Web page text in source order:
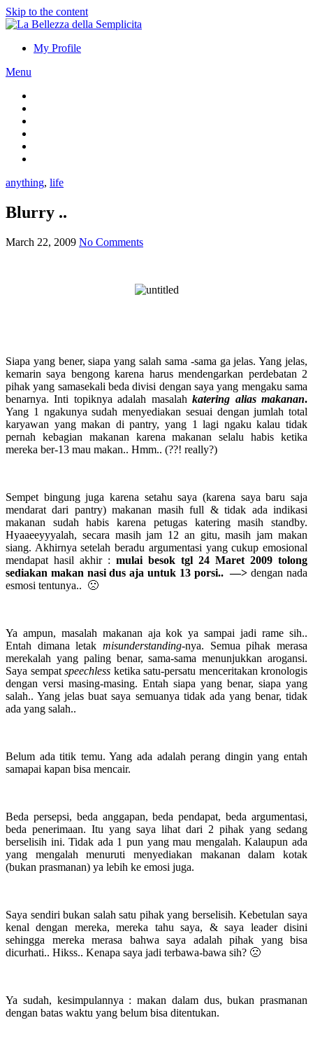
Skip to the content
My Profile
Menu
anything, life
Blurry ..
March 22, 2009 No Comments
Siapa yang bener, siapa yang salah sama -sama ga jelas. Yang jelas,
kemarin saya bengong karena harus mendengarkan perdebatan 2
pihak yang samasekali beda divisi dengan saya yang mengaku sama
benarnya. Inti topiknya adalah masalahkatering alias makanan.
Yang 1 ngakunya sudah menyediakan sesuai dengan jumlah total
karyawan yang makan di pantry, yang 1 lagi ngaku kalau tidak
pernah kebagian makanan karena makanan selalu habis ketika
mereka ber-13 mau makan.. Hmm.. (??! really?)
Sempet bingung juga karena setahu saya (karena saya baru saja
mendarat dari pantry) makanan masih full & tidak ada indikasi
makanan sudah habis karena petugas katering masih standby.
Hyaaeeyyyalah, secara masih jam 12 an gitu, masih jam makan
siang. Akhirnya setelah beradu argumentasi yang cukup emosional
mendapat hasil akhir : mulai besok tgl 24 Maret 2009 tolong
sediakan makan nasi dus aja untuk 13 porsi.. —> dengan nada
esmosi tentunya.. 🙁
Ya ampun, masalah makanan aja kok ya sampai jadi rame sih..
Entah dimana letak misunderstanding-nya. Semua pihak merasa
merekalah yang paling benar, sama-sama menunjukkan arogansi.
Saya sempat speechless ketika satu-persatu menceritakan kronologis
dengan versi masing-masing. Entah siapa yang benar, siapa yang
salah.. Yang jelas buat saya semuanya tidak ada yang benar, tidak
ada yang salah..
Belum ada titik temu. Yang ada adalah perang dingin yang entah
samapai kapan bisa mencair.
Beda persepsi, beda anggapan, beda pendapat, beda argumentasi,
beda penerimaan. Itu yang saya lihat dari 2 pihak yang sedang
berselisih ini. Tidak ada 1 pun yang mau mengalah. Kalaupun ada
yang mengalah menuruti menyediakan makanan dalam kotak
(bukan prasmanan) ya lebih ke emosi juga.
Saya sendiri bukan salah satu pihak yang berselisih. Kebetulan saya
kenal dengan mereka, mereka tahu saya, & saya leader disini
sehingga mereka merasa bahwa saya adalah pihak yang bisa
dicurhati.. Hikss.. Kenapa saya jadi terbawa-bawa sih? 🙁
Ya sudah, kesimpulannya : makan dalam dus, bukan prasmanan
dengan batas waktu yang belum bisa ditentukan.